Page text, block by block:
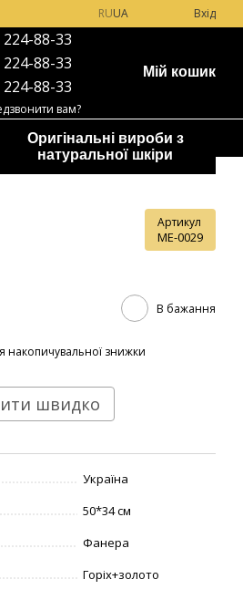
RUUA Вхід
224-88-33
224-88-33
224-88-33
вам?
Мій кошик
Оригінальні вироби з
натуральної шкіри
Артикул
ME-0029
В бажання
накопичувальної знижки
швидко
Україна
50*34 см
Фанера
Горіх+золото